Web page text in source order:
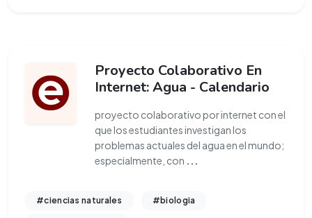
Proyecto Colaborativo En
Internet: Agua - Calendario
proyecto colaborativo por internet con el
que los estudiantes investigan los
problemas actuales del agua en el mundo;
especialmente, con ...
#ciencias naturales #biologia